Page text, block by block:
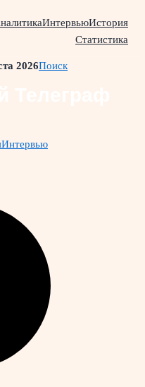
ИнтервьюИстория
Статистика
2026Поиск
Интервью